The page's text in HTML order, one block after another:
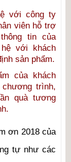
với công ty
viên hỗ trợ
tin của
với khách
sản phẩm.
của khách
trình,
quà tương
ơn 2018 của
tự như các